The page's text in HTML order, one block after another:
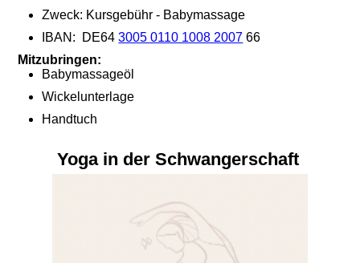
Zweck: Kursgebühr - Babymassage
IBAN: DE643005 0110 1008 2007 66
Mitzubringen:
Babymassageöl
Wickelunterlage
Handtuch
Yoga in der Schwangerschaft